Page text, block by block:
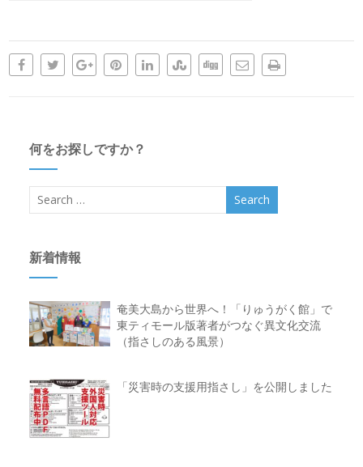
何をお探しですか？
新着情報
奄美大島から世界へ！「りゅうがく館」で
東ティモール版著者がつなぐ異文化交流
（指さしのある風景）
「災害時の支援用指さし」を公開しました